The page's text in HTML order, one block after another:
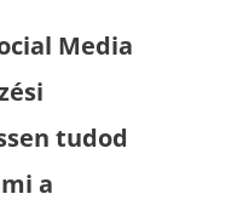
Media
tudod
a